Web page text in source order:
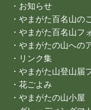
・お知らせ
・やまがた百名山の
・やまがた百名山フ
・やまがたの山への
・リンク集
・やまがた山登山届
・花ごよみ
・やまがたの山小屋